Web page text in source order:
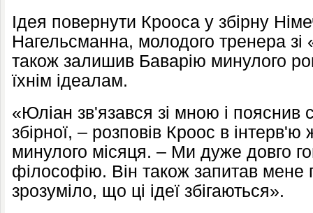
Ідея повернути Крооса у збірну
Нагельсманна, молодого тренера зі
також залишив Баварію минулого
їхнім ідеалам.
«Юліан зв'язався зі мною і пояснив
збірної, – розповів Кроос в
минулого місяця. – Ми дуже довго
філософію. Він також запитав
зрозуміло, що ці ідеї збігаються».